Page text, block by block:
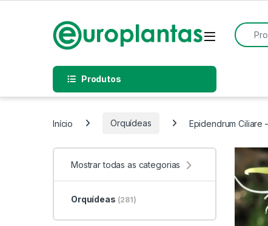
Open
Produtos
Início Orquídeas Epidendrum Ciliare
Mostrar todas as categorias
Orquídeas (281)